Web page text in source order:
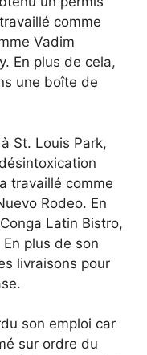
comme
Vadim
En plus de cela,
une boîte de
St. Louis Park,
travaillé comme
Rodeo. En
Latin Bistro,
plus de son
livraisons pour
son emploi car
sur ordre du